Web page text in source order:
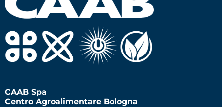
CAAB Spa
Centro Agroalimentare Bologna